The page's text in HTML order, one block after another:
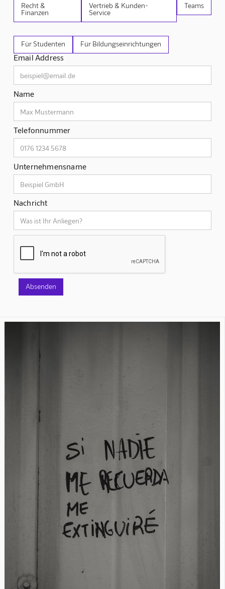
Recht &
Finanzen
Vertrieb & Kunden-
Service
Teams
Für Studenten Für Bildungseinrichtungen
Email Address
Name
Telefonnummer
Unternehmensname
Nachricht